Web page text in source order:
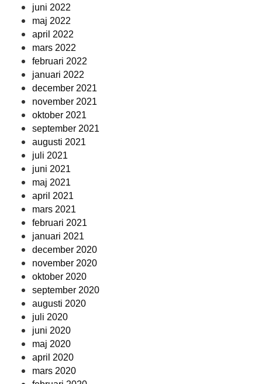
juni 2022
maj 2022
april 2022
mars 2022
februari 2022
januari 2022
december 2021
november 2021
oktober 2021
september 2021
augusti 2021
juli 2021
juni 2021
maj 2021
april 2021
mars 2021
februari 2021
januari 2021
december 2020
november 2020
oktober 2020
september 2020
augusti 2020
juli 2020
juni 2020
maj 2020
april 2020
mars 2020